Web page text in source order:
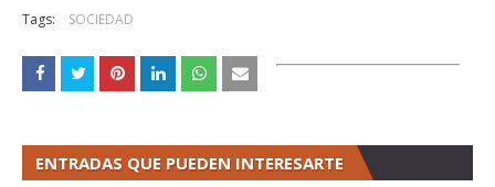
Tags: SOCIEDAD
ENTRADAS QUE PUEDEN INTERESARTE